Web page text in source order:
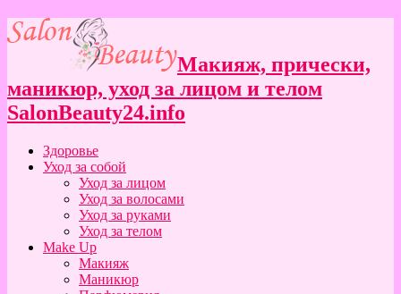
Макияж, прически,
маникюр, уход за лицом и телом
SalonBeauty24.info
Здоровье
Уход за собой
Уход за лицом
Уход за волосами
Уход за руками
Уход за телом
Make Up
Макияж
Маникюр